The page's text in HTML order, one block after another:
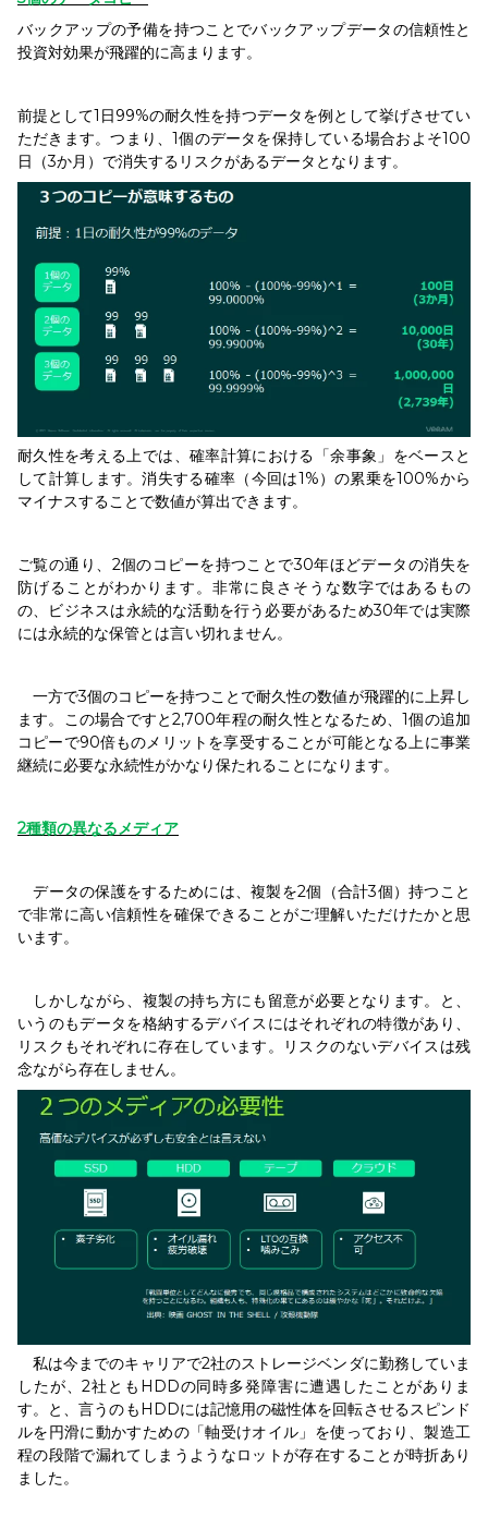
バックアップの予備を持つことでバックアップデータの信頼性と
投資対効果が飛躍的に高まります。
前提として1日99%の耐久性を持つデータを例として挙げさせてい
ただきます。つまり、1個のデータを保持している場合およそ100
日（3か月）で消失するリスクがあるデータとなります。
耐久性を考える上では、確率計算における「余事象」をベースと
して計算します。消失する確率（今回は1%）の累乗を100%から
マイナスすることで数値が算出できます。
ご覧の通り、2個のコピーを持つことで30年ほどデータの消失を
防げることがわかります。非常に良さそうな数字ではあるもの
の、ビジネスは永続的な活動を行う必要があるため30年では実際
には永続的な保管とは言い切れません。
一方で3個のコピーを持つことで耐久性の数値が飛躍的に上昇し
ます。この場合ですと2,700年程の耐久性となるため、1個の追加
コピーで90倍ものメリットを享受することが可能となる上に事業
継続に必要な永続性がかなり保たれることになります。
2種類の異なるメディア
データの保護をするためには、複製を2個（合計3個）持つこと
で非常に高い信頼性を確保できることがご理解いただけたかと思
います。
しかしながら、複製の持ち方にも留意が必要となります。と、
いうのもデータを格納するデバイスにはそれぞれの特徴があり、
リスクもそれぞれに存在しています。リスクのないデバイスは残
念ながら存在しません。
私は今までのキャリアで2社のストレージベンダに勤務していま
したが、2社ともHDDの同時多発障害に遭遇したことがありま
す。と、言うのもHDDには記憶用の磁性体を回転させるスピンド
ルを円滑に動かすための「軸受けオイル」を使っており、製造工
程の段階で漏れてしまうようなロットが存在することが時折あり
ました。